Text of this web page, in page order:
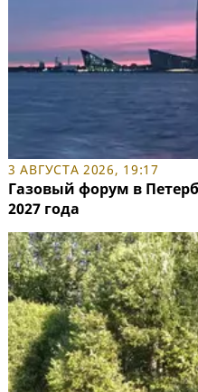
3 АВГУСТА 2026, 19:17
Газовый форум в
2027 года